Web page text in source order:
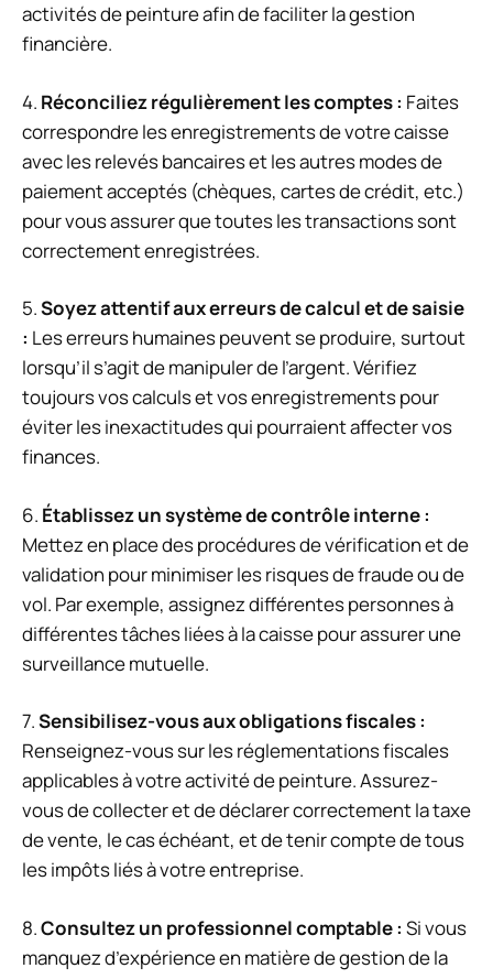
activités de peinture afin de faciliter la gestion
financière.
4. Réconciliez régulièrement les comptes : Faites
correspondre les enregistrements de votre caisse
avec les relevés bancaires et les autres modes de
paiement acceptés (chèques, cartes de crédit, etc.)
pour vous assurer que toutes les transactions sont
correctement enregistrées.
5.Soyez attentif aux erreurs de calcul et de saisie
: Les erreurs humaines peuvent se produire, surtout
lorsqu’il s’agit de manipuler de l’argent. Vérifiez
toujours vos calculs et vos enregistrements pour
éviter les inexactitudes qui pourraient affecter vos
finances.
6. Établissez un système de contrôle interne :
Mettez en place des procédures de vérification et de
validation pour minimiser les risques de fraude ou de
vol. Par exemple, assignez différentes personnes à
différentes tâches liées à la caisse pour assurer une
surveillance mutuelle.
7.Sensibilisez-vous aux obligations fiscales :
Renseignez-vous sur les réglementations fiscales
applicables à votre activité de peinture. Assurez-
vous de collecter et de déclarer correctement la taxe
de vente, le cas échéant, et de tenir compte de tous
les impôts liés à votre entreprise.
8.Consultez un professionnel comptable : Si vous
manquez d’expérience en matière de gestion de la